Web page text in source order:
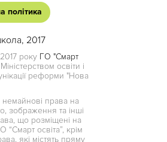
політика
2017
року ГО "Смарт
освіти і
реформи "Нова
немайнові права на
зображення та інші
що розміщені на
“Смарт освіта”, крім
які містять пряму